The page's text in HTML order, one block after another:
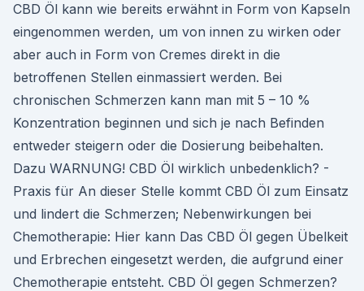
CBD Öl kann wie bereits erwähnt in Form von Kapseln
eingenommen werden, um von innen zu wirken oder
aber auch in Form von Cremes direkt in die
betroffenen Stellen einmassiert werden. Bei
chronischen Schmerzen kann man mit 5 – 10 %
Konzentration beginnen und sich je nach Befinden
entweder steigern oder die Dosierung beibehalten.
Dazu WARNUNG! CBD Öl wirklich unbedenklich? -
Praxis für An dieser Stelle kommt CBD Öl zum Einsatz
und lindert die Schmerzen; Nebenwirkungen bei
Chemotherapie: Hier kann Das CBD Öl gegen Übelkeit
und Erbrechen eingesetzt werden, die aufgrund einer
Chemotherapie entsteht. CBD Öl gegen Schmerzen?